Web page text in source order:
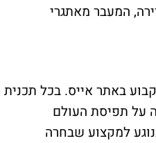
המעבר מאתגרי
באתר אייס. בכל תכנית
על תפיסת העולם
למקצוע שבחרה